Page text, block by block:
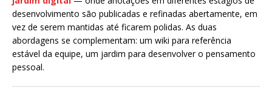
desenvolvimento são publicadas e refinadas abertamente, em
vez de serem mantidas até ficarem polidas. As duas
abordagens se complementam: um wiki para referência
estável da equipe, um jardim para desenvolver o pensamento
pessoal.